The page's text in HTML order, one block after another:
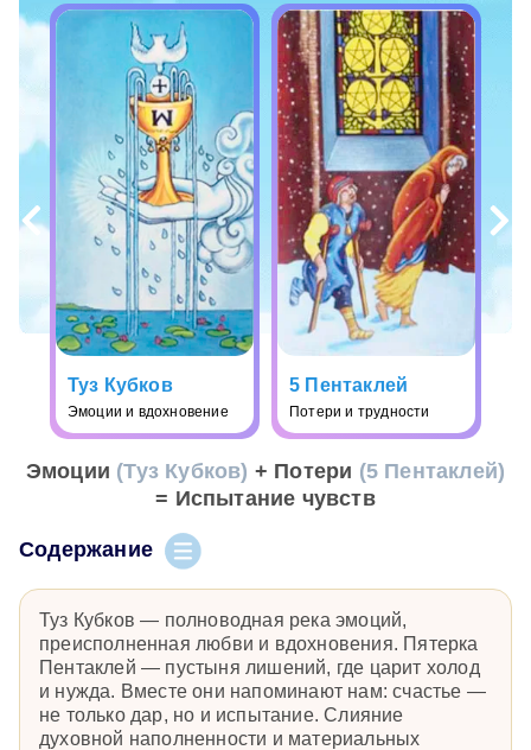
Туз Кубков
Эмоции и вдохновение
5 Пентаклей
Потери и трудности
Эмоции (Туз Кубков) + Потери (5 Пентаклей)
= Испытание чувств
Содержание
Туз Кубков — полноводная река эмоций,
преисполненная любви и вдохновения. Пятерка
Пентаклей — пустыня лишений, где царит холод
и нужда. Вместе они напоминают нам: счастье —
не только дар, но и испытание. Слияние
духовной наполненности и материальных